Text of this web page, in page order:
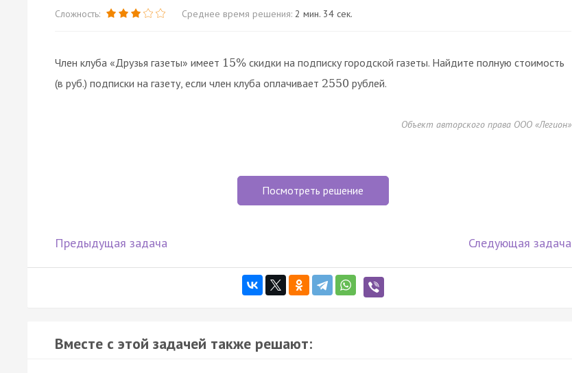
Сложность: Среднее время решения: 2 мин. 34 сек.
Член клуба «Друзья газеты» имеет 15% скидки на подписку городской газеты. Найдите полную стоимость
(в руб.) подписки на газету, если член клуба оплачивает 2550 рублей.
Объект авторского права ООО «Легион»
Посмотреть решение
Предыдущая задача Следующая задача
Вместе с этой задачей также решают: